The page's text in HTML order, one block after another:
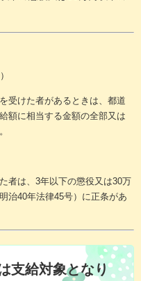
受けた者があるときは、都道
額に相当する金額の全部又は
者は、3年以下の懲役又は30万
治40年法律45号）に正条があ
支給対象となり